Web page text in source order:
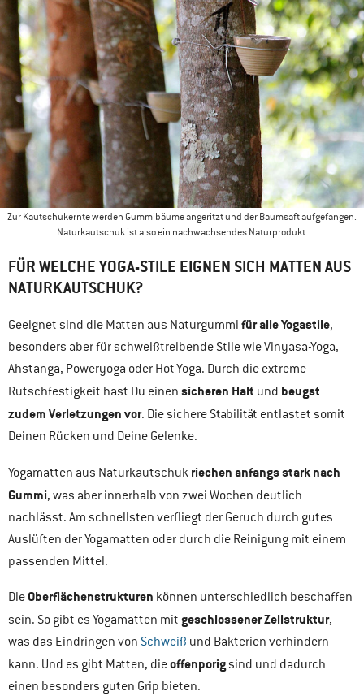
Zur Kautschukernte werden Gummibäume angeritzt und der Baumsaft aufgefangen.
Naturkautschuk ist also ein nachwachsendes Naturprodukt.
FÜR WELCHE YOGA-STILE EIGNEN SICH MATTEN AUS
NATURKAUTSCHUK?
Geeignet sind die Matten aus Naturgummi für alle Yogastile,
besonders aber für schweißtreibende Stile wie Vinyasa-Yoga,
Ahstanga, Poweryoga oder Hot-Yoga. Durch die extreme
Rutschfestigkeit hast Du einen sicheren Halt und beugst
zudem Verletzungen vor. Die sichere Stabilität entlastet somit
Deinen Rücken und Deine Gelenke.
Yogamatten aus Naturkautschuk riechen anfangs stark nach
Gummi, was aber innerhalb von zwei Wochen deutlich
nachlässt. Am schnellsten verfliegt der Geruch durch gutes
Auslüften der Yogamatten oder durch die Reinigung mit einem
passenden Mittel.
Die Oberflächenstrukturen können unterschiedlich beschaffen
sein. So gibt es Yogamatten mit geschlossener Zellstruktur,
was das Eindringen von Schweiß und Bakterien verhindern
kann. Und es gibt Matten, dieoffenporigsind und dadurch
einen besonders guten Grip bieten.